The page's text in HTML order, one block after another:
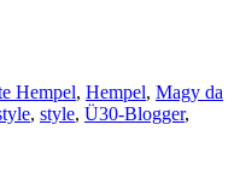
Hempel, Hempel, Magy da
, style, Ü30-Blogger,